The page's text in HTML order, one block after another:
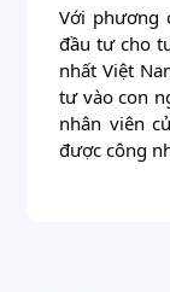
Với phương
đầu tư cho
nhất Việt
tư vào con
nhân viên
được công